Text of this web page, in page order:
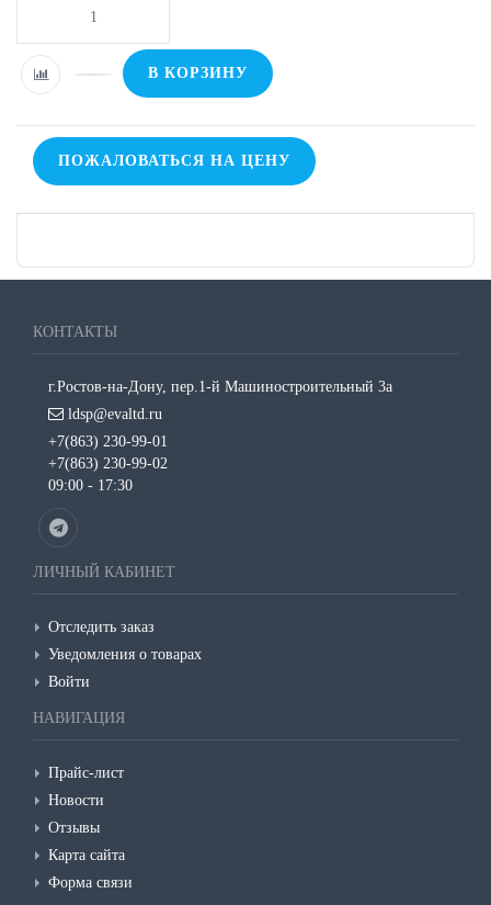
В КОРЗИНУ
ПОЖАЛОВАТЬСЯ НА ЦЕНУ
КОНТАКТЫ
г.Ростов-на-Дону, пер.1-й Машиностроительный 3а
ldsp@evaltd.ru
+7(863) 230-99-01
+7(863) 230-99-02
09:00 - 17:30
ЛИЧНЫЙ КАБИНЕТ
Отследить заказ
Уведомления о товарах
Войти
НАВИГАЦИЯ
Прайс-лист
Новости
Отзывы
Карта сайта
Форма связи